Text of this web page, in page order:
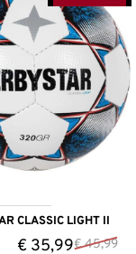
CLASSIC LIGHT II
€ 35,99€45,99